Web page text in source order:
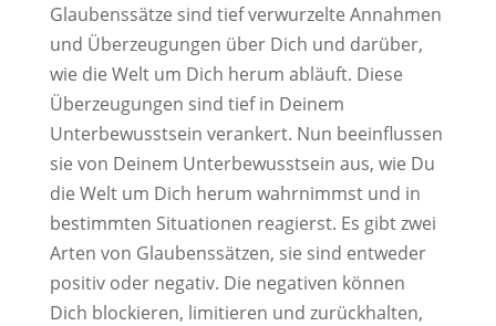
Glaubenssätze sind tief verwurzelte Annahmen
und Überzeugungen über Dich und darüber,
wie die Welt um Dich herum abläuft. Diese
Überzeugungen sind tief in Deinem
Unterbewusstsein verankert. Nun beeinflussen
sie von Deinem Unterbewusstsein aus, wie Du
die Welt um Dich herum wahrnimmst und in
bestimmten Situationen reagierst. Es gibt zwei
Arten von Glaubenssätzen, sie sind entweder
positiv oder negativ. Die negativen können
Dich blockieren, limitieren und zurückhalten,